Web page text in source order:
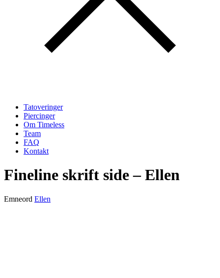
Tatoveringer
Piercinger
Om Timeless
Team
FAQ
Kontakt
Fineline skrift side – Ellen
Emneord Ellen